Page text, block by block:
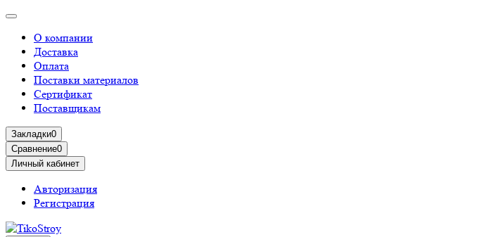
О компании
Доставка
Оплата
Поставки материалов
Сертификат
Поставщикам
Закладки0
Сравнение0
Личный кабинет
Авторизация
Регистрация